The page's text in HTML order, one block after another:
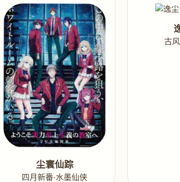
尘寰仙踪
四月新番·水墨仙侠
古